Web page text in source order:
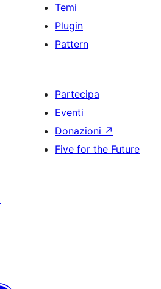
Temi
Plugin
Pattern
Partecipa
Eventi
Donazioni ↗
Five for the Future